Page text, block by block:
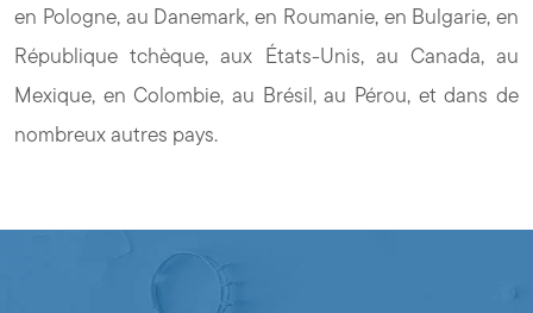
en Pologne, au Danemark, en Roumanie, en Bulgarie, en
République tchèque, aux États-Unis, au Canada, au
Mexique, en Colombie, au Brésil, au Pérou, et dans de
nombreux autres pays.